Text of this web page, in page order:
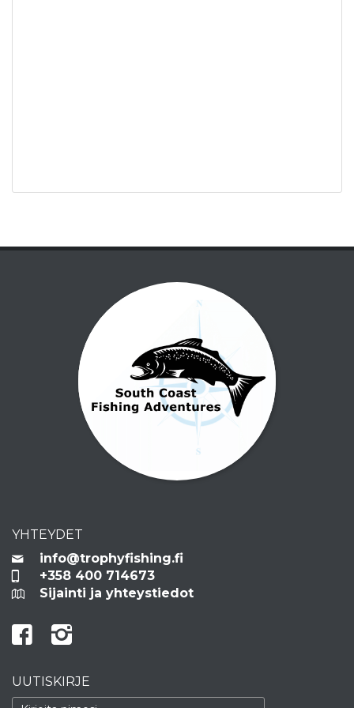
YHTEYDET
info@trophyfishing.fi
+358 400 714673
Sijainti ja yhteystiedot
UUTISKIRJE